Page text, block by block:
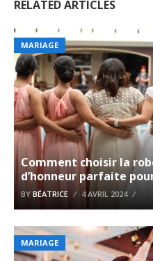
RELATED ARTICLES
MARIAGE
Comment choisir la
d’honneur parfaite
BY BÉATRICE 4 AVRIL 2024
MARIAGE